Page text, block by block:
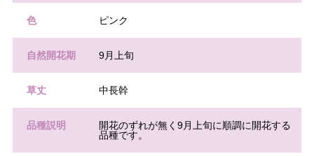
色 ピンク
自然開花期 9月上旬
草丈 中長幹
品種説明
開花のずれが無く9月上旬に順調に開花する
品種です。